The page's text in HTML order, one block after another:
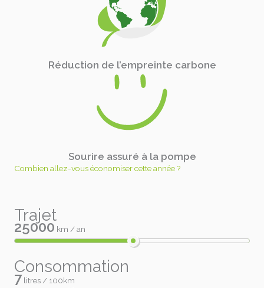
Réduction de l’empreinte carbone
Sourire assuré à la pompe
Combien allez-vous économiser cette année ?
Trajet
25000 km / an
Consommation
7 litres / 100km